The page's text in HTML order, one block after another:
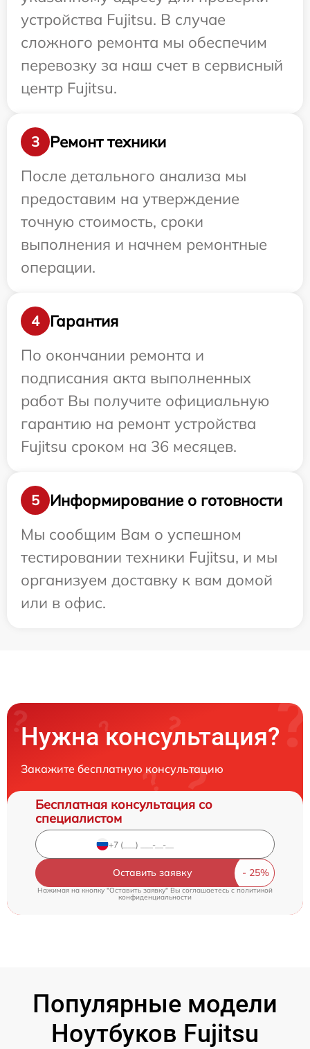
устройства Fujitsu. В случае
сложного ремонта мы обеспечим
перевозку за наш счет в сервисный
центр Fujitsu.
3
Ремонт техники
После детального анализа мы
предоставим на утверждение
точную стоимость, сроки
выполнения и начнем ремонтные
операции.
4
Гарантия
По окончании ремонта и
подписания акта выполненных
работ Вы получите официальную
гарантию на ремонт устройства
Fujitsu сроком на 36 месяцев.
5
Информирование о готовности
Мы сообщим Вам о успешном
тестировании техники Fujitsu, и мы
организуем доставку к вам домой
или в офис.
Нужна консультация?
Закажите бесплатную консультацию
Бесплатная консультация со
специалистом
Оставить заявку
Нажимая на кнопку "Оставить заявку" Вы соглашаетесь cполитикой
конфиденциальности
Популярные модели
Ноутбуков Fujitsu